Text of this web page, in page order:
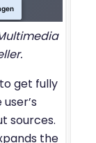
get fully
sources.
the